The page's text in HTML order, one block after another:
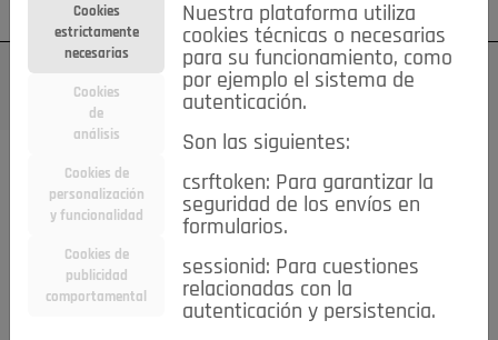
Su cuenta Regístrese ¿Olvidó su contraseña?
Todas las noticias..
#TePrestoMisOjos Caridad
Ciencia&Tecnología
Economía
Entretenimiento
Estilo de Vida
Internacional
Madrid Opinión IN
Pozuelo de Alarcón
Salud 🔴 En Directo
Cookies
estrictamente
necesarias
Cookies
de
análisis
Cookies de
personalización
y funcionalidad
Cookies de
publicidad
comportamental
Nuestra plataforma utiliza
cookies técnicas o necesarias
para su funcionamiento, como
por ejemplo el sistema de
autenticación.
Son las siguientes:
csrftoken: Para garantizar la
seguridad de los envíos en
formularios.
sessionid: Para cuestiones
relacionadas con la
autenticación y persistencia.